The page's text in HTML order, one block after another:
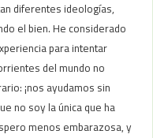
diferentes ideologías,
el bien. He considerado
para intentar
del mundo no
¡nos ayudamos sin
no soy la única que ha
menos embarazosa, y